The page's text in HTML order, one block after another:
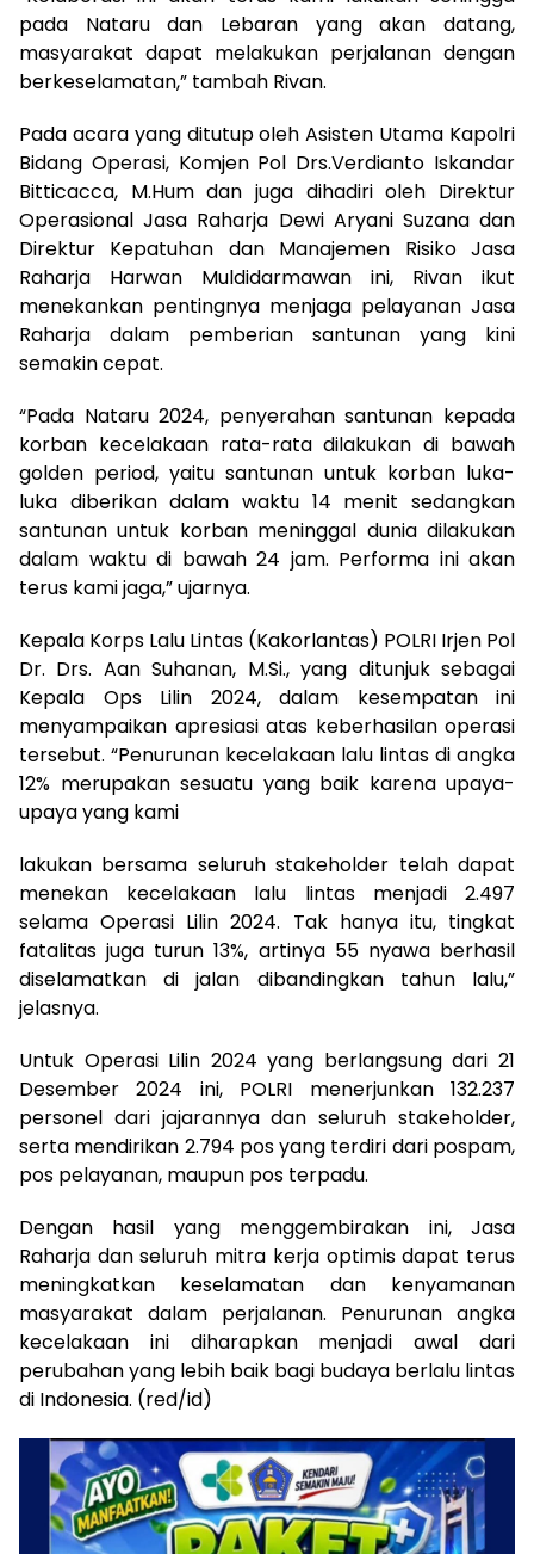
pada Nataru dan Lebaran yang akan datang,
masyarakat dapat melakukan perjalanan dengan
berkeselamatan,” tambah Rivan.
Pada acara yang ditutup oleh Asisten Utama Kapolri
Bidang Operasi, Komjen Pol Drs.Verdianto Iskandar
Bitticacca, M.Hum dan juga dihadiri oleh Direktur
Operasional Jasa Raharja Dewi Aryani Suzana dan
Direktur Kepatuhan dan Manajemen Risiko Jasa
Raharja Harwan Muldidarmawan ini, Rivan ikut
menekankan pentingnya menjaga pelayanan Jasa
Raharja dalam pemberian santunan yang kini
semakin cepat.
“Pada Nataru 2024, penyerahan santunan kepada
korban kecelakaan rata-rata dilakukan di bawah
golden period, yaitu santunan untuk korban luka-
luka diberikan dalam waktu 14 menit sedangkan
santunan untuk korban meninggal dunia dilakukan
dalam waktu di bawah 24 jam. Performa ini akan
terus kami jaga,” ujarnya.
Kepala Korps Lalu Lintas (Kakorlantas) POLRI Irjen Pol
Dr. Drs. Aan Suhanan, M.Si., yang ditunjuk sebagai
Kepala Ops Lilin 2024, dalam kesempatan ini
menyampaikan apresiasi atas keberhasilan operasi
tersebut. “Penurunan kecelakaan lalu lintas di angka
12% merupakan sesuatu yang baik karena upaya-
upaya yang kami
lakukan bersama seluruh stakeholder telah dapat
menekan kecelakaan lalu lintas menjadi 2.497
selama Operasi Lilin 2024. Tak hanya itu, tingkat
fatalitas juga turun 13%, artinya 55 nyawa berhasil
diselamatkan di jalan dibandingkan tahun lalu,”
jelasnya.
Untuk Operasi Lilin 2024 yang berlangsung dari 21
Desember 2024 ini, POLRI menerjunkan 132.237
personel dari jajarannya dan seluruh stakeholder,
serta mendirikan 2.794 pos yang terdiri dari pospam,
pos pelayanan, maupun pos terpadu.
Dengan hasil yang menggembirakan ini, Jasa
Raharja dan seluruh mitra kerja optimis dapat terus
meningkatkan keselamatan dan kenyamanan
masyarakat dalam perjalanan. Penurunan angka
kecelakaan ini diharapkan menjadi awal dari
perubahan yang lebih baik bagi budaya berlalu lintas
di Indonesia. (red/id)